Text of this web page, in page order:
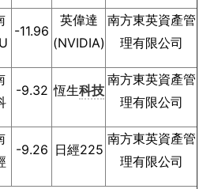
-11.96
英偉達
(NVIDIA)
南方東英資產管
理有限公司
-9.32 恆生科技
南方東英資產管
理有限公司
-9.26 日經225
南方東英資產管
理有限公司